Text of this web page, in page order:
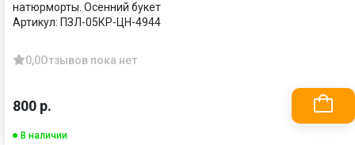
натюрморты. Осенний букет
Артикул: ПЗЛ-05КР-ЦН-4944
0,0Отзывов пока нет
800 р.
В наличии